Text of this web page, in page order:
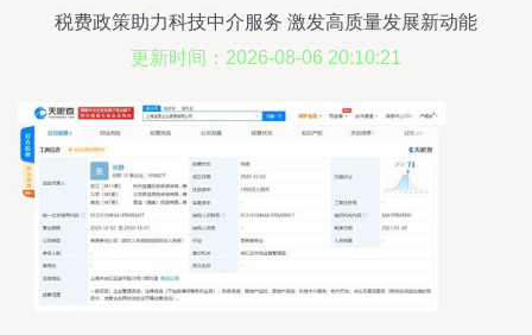
税费政策助力科技中介服务 激发高质量发展新动能
更新时间：2026-08-06 20:10:21